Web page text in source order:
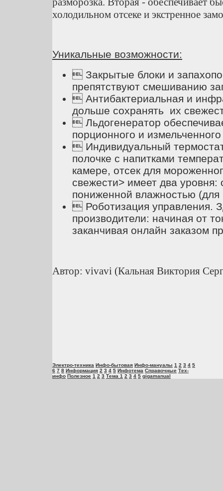
холодильном отсеке и экстренное
Уникальные возможности:
 Закрытые блоки и
препятствуют смешиванию
 Антибактериальная и
дольше сохранять их
 Льдогенератор
порционного и
 Индивидуальный
полочке с напитками
камере, отсек для
свежести> имеет два
пониженной влажностью
 Роботизация управления.
производители: начиная от
заканчивая онлайн заказом
Автор: vivavi (Кальная Виктория
Электро-техника Инфо-бытовая Инфо-мануалы 1 2 3 4 5
6 7 8 Информация 2 3 4 5 Инфотема Справочные Тех-
инфо Полезное 1 2 3 Тема 1 2 3 4 5 gigamanual